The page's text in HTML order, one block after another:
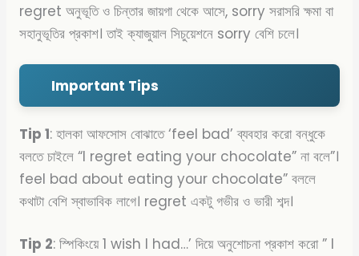
regret অনুভূতি ও চিন্তার জায়গা থেকে আসে, sorry সরাসরি ক্ষমা বা
সহানুভূতির প্রকাশ। তাই ক্যাজুয়াল সিচুয়েশনে sorry বেশি চলে।
Important Tips
Tip 1: হালকা আফসোস বোঝাতে ‘feel bad’ ব্যবহার করো বন্ধুকে
বলতে চাইলে “I regret eating your chocolate” না বলে”।
feel bad about eating your chocolate” বললে
কথাটা বেশি স্বাভাবিক লাগে। regret একটু গভীর ও ভারী শব্দ।
Tip 2: স্পিকিংয়ে 1 wish I had…’ দিয়ে অনুশোচনা প্রকাশ করো ” I